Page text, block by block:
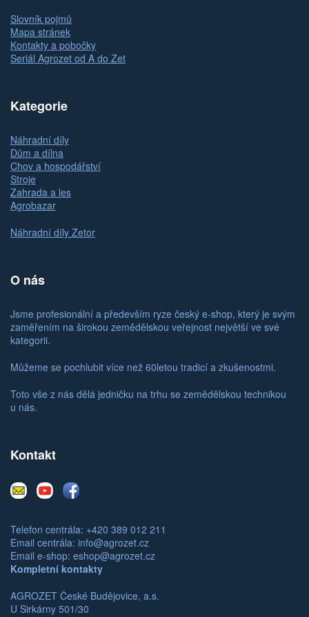
Slovník pojmů
Mapa stránek
Kontakty a pobočky
Seriál Agrozet od A do Zet
Kategorie
Náhradní díly
Dům a dílna
Chov a hospodářství
Stroje
Zahrada a les
Agrobazar
Náhradní díly Zetor
O nás
Jsme profesionální a především ryze český e-shop, který je svým
zaměřením na širokou zemědělskou veřejnost největší ve své
kategorii.
Můžeme se pochlubit více než 60letou tradicí a zkušenostmi.
Toto vše z nás dělá jedničku na trhu se zemědělskou technikou
u nás.
Kontakt
E-
mail
YoutubeFacebook
Telefon centrála: +420 389 012 211
Email centrála: info@agrozet.cz
Email e-shop: eshop@agrozet.cz
Kompletní kontakty
AGROZET České Budějovice, a.s.
U Sirkárny 501/30